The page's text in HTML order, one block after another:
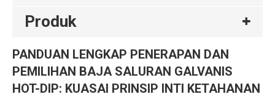
Produk
PANDUAN LENGKAP PENERAPAN DAN
PEMILIHAN BAJA SALURAN GALVANIS
HOT-DIP: KUASAI PRINSIP INTI KETAHANAN